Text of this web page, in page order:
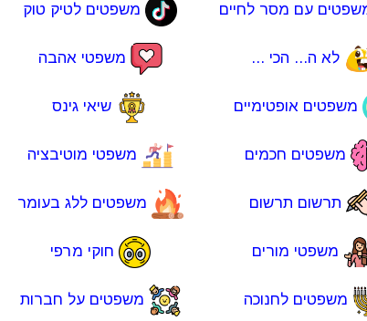
עם מסר לחיים משפטים לטיק טוק
לא ה... הכי ... משפטי אהבה
משפטים אופטימיים שיאי גינס
משפטים חכמים משפטי מוטיבציה
תרשום תרשום משפטים ללג בעומר
משפטי מורים חוקי מרפי
משפטים לחנוכה משפטים על חברות